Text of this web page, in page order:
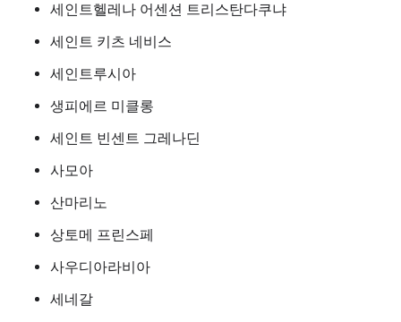
세인트헬레나 어센션 트리스탄다쿠냐
세인트 키츠 네비스
세인트루시아
생피에르 미클롱
세인트 빈센트 그레나딘
사모아
산마리노
상토메 프린스페
사우디아라비아
세네갈